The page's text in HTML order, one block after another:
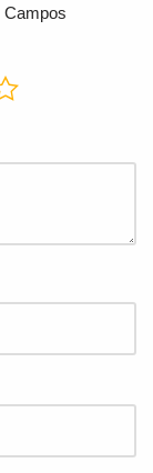
Campos